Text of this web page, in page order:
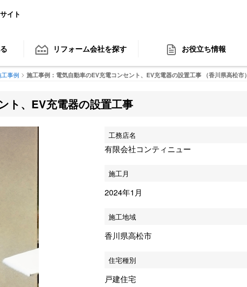
イト
リフォーム会社を探す お役立ち情報
事例 施工事例：電気自動車のEV充電コンセント、EV充電器の設置工事 （香川県高松市）
ト、EV充電器の設置工事
工務店名
有限会社コンティニュー
施工月
2024年1月
施工地域
香川県高松市
住宅種別
戸建住宅